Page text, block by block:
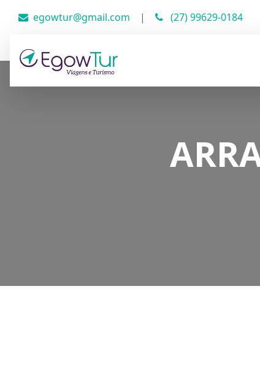
egowtur@gmail.com | (27) 99629-0184